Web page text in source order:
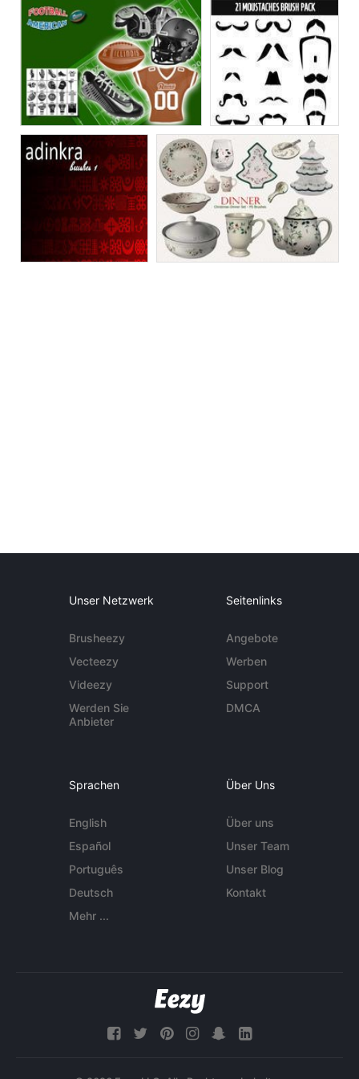
Unser Netzwerk
Brusheezy
Vecteezy
Videezy
Werden Sie
Anbieter
Seitenlinks
Angebote
Werben
Support
DMCA
Sprachen
English
Español
Português
Deutsch
Mehr ...
Über Uns
Über uns
Unser Team
Unser Blog
Kontakt